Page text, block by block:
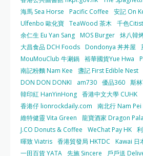
海馬 Sea Horse
Pacific Coffee 安記 On
Ulfenbo 歐化寶 TeaWood 茶木 千色
余仁生 Eu Yan Sang MOS Burger 炑八韓
大昌食品 DCH Foods Dondonya 丼丼屋
MouMouClub 牛涮鍋 裕華國貨Yue Hwa
南記粉麵 Nam Kee
盞記 First Edible Nest
DON DON DONKI
am730 優品360 斯
韓印紅 HanYinHong 香港中文大學 CUHK
香港仔 lionrockdaily.com
南北行 Nam
維特健靈 Vita Green
龍寶酒家 Dragon
J.CO Donuts & Coffee
WeChat Pay HK
暉致 Viatris 香港貿發局 HKTDC
Kawai 日
一田百貨 YATA 先施 Sincere
戶戶送